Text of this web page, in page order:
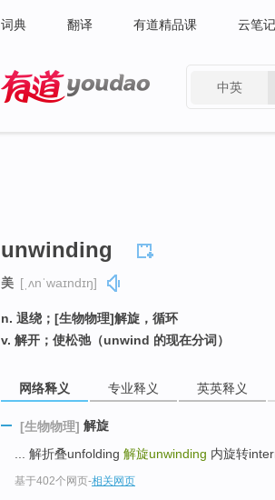
词典 翻译 有道精品课 云笔记
中英
unwinding
美 [ˌʌnˈwaɪndɪŋ]
n. 退绕；[生物物理]解旋，循环
v. 解开；使松弛（unwind 的现在分词）
网络释义 专业释义 英英释义
[生物物理] 解旋
... 解折叠unfolding 解旋unwinding 内旋转
基于402个网页-相关网页